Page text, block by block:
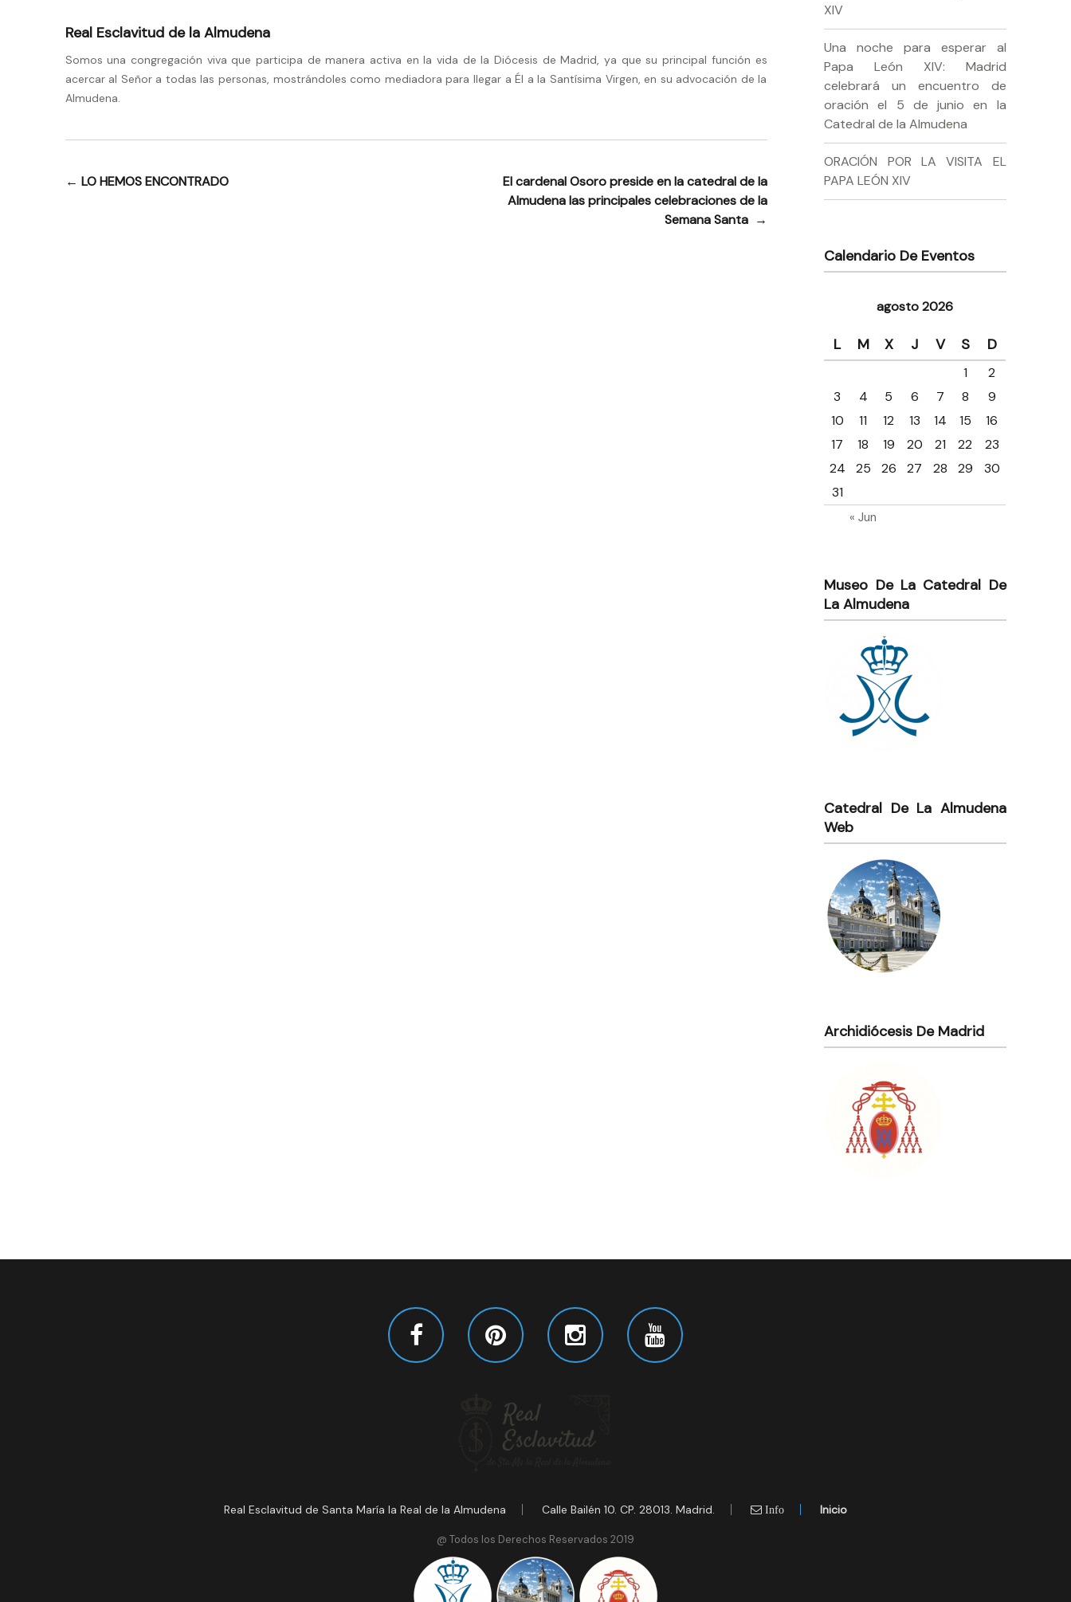
Real Esclavitud de la Almudena
Somos una congregación viva que participa de manera activa en la vida de la Diócesis de Madrid, ya que su principal función es
acercar al Señor a todas las personas, mostrándoles como mediadora para llegar a Él a la Santísima Virgen, en su advocación de la
Almudena.
Navegación
← LO HEMOS ENCONTRADO
El cardenal Osoro preside en la catedral de la
Almudena las principales celebraciones de la
Semana Santa →
XIV
Una noche para esperar al
Papa León XIV: Madrid
celebrará un encuentro de
oración el 5 de junio en la
Catedral de la Almudena
ORACIÓN POR LA VISITA EL
PAPA LEÓN XIV
Calendario De Eventos
agosto 2026
L M X J V S D
« Jun
1
2
3
4 5 6 7 8
9
10
11 12 13 14 15
16
17
18 19 20 21 22
23
24
25 26 27 28 29
30
31
Museo De La Catedral De
La Almudena
Catedral De La Almudena
Web
Archidiócesis De Madrid
Real Esclavitud de Santa María la Real de la Almudena Calle Bailén 10. CP. 28013. Madrid. Info Inicio
@ Todos los Derechos Reservados 2019